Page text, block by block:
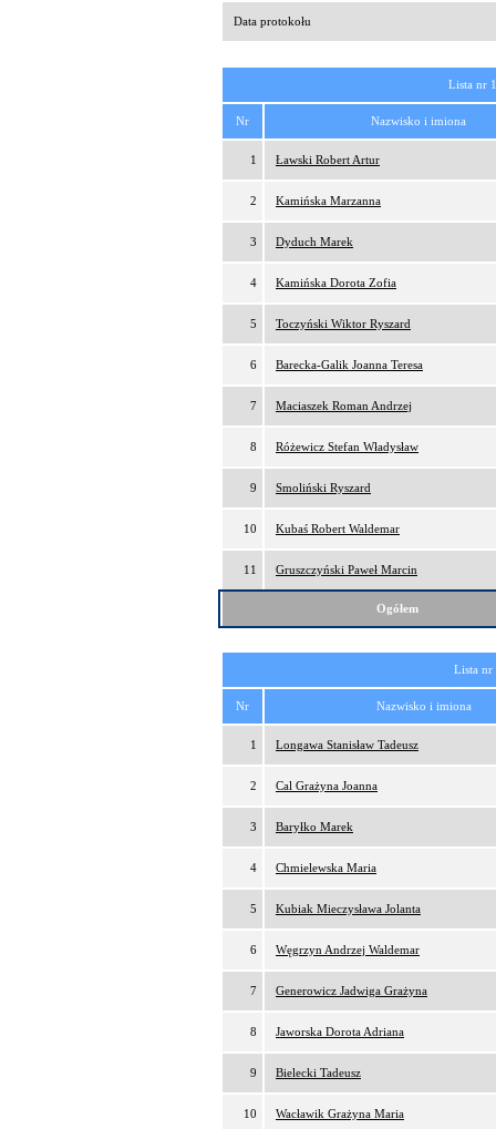
Data protokołu
Lista nr
Nr Nazwisko i imiona
1 Ławski Robert Artur
2 Kamińska Marzanna
3 Dyduch Marek
4 Kamińska Dorota Zofia
5 Toczyński Wiktor Ryszard
6 Barecka-Galik Joanna Teresa
7 Maciaszek Roman Andrzej
8 Różewicz Stefan Władysław
9 Smoliński Ryszard
10 Kubaś Robert Waldemar
11 Gruszczyński Paweł Marcin
Ogółem
Lista
Nr Nazwisko i imiona
1 Longawa Stanisław Tadeusz
2 Cal Grażyna Joanna
3 Baryłko Marek
4 Chmielewska Maria
5 Kubiak Mieczysława Jolanta
6 Węgrzyn Andrzej Waldemar
7 Generowicz Jadwiga Grażyna
8 Jaworska Dorota Adriana
9 Bielecki Tadeusz
10 Wacławik Grażyna Maria